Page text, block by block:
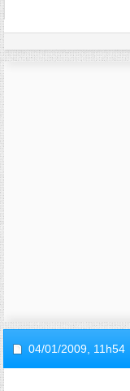
04/01/2009, 11h54